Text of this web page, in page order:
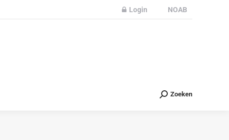
Login NOAB
Zoeken
Partners Nieuws Contact Zoeken